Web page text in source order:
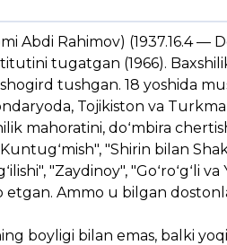
Abdi Rahimov) (1937.16.4
tugatgan (1966).
shogird tushgan. 18 yoshida
Tojikiston va
mahoratini, doʻmbira
"Shirin bilan
"Zaydinoy",
etgan. Ammo u bilgan
boyligi bilan emas, balki